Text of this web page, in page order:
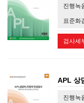
진행녹
표준화
검사세
APL 상
진행녹